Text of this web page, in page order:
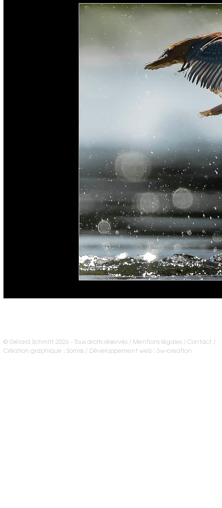
© Gérard Schmitt 2026 - Tous droits réservés / Mentions légales Contact /
Création graphique : Somiss
Développement web : 3w-creation